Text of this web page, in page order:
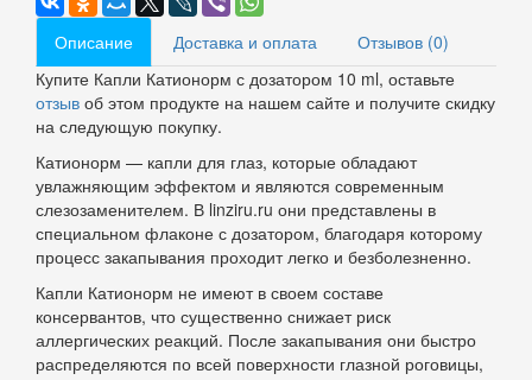
Описание Доставка и оплата
Отзывов (0)
Купите Капли Катионорм с дозатором 10 ml, оставьте
отзыв об этом продукте на нашем сайте и получите скидку
на следующую покупку.
Катионорм — капли для глаз, которые обладают
увлажняющим эффектом и являются современным
слезозаменителем. В linziru.ru они представлены в
специальном флаконе с дозатором, благодаря которому
процесс закапывания проходит легко и безболезненно.
Капли Катионорм не имеют в своем составе
консервантов, что существенно снижает риск
аллергических реакций. После закапывания они быстро
распределяются по всей поверхности глазной роговицы,